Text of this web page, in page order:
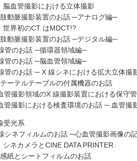
脳血管撮影における立体撮影
動脈撮影装置のお話 ─アナログ編─
世界初のCT はMDCT!?
動脈撮影装置のお話 ─デジタル編─
のお話 ─循環器領域編─
のお話 ─脳血管領域編─
のお話 ─ X 線シネにおける拡大立体撮
ーテルテーブルの付属機器のお話
撮影領域のX 線撮影装置における保守
撮影における検査環境のお話 ─ 血管撮
受光系
ネフィルムのお話 ─心血管撮影画像の
シネカメラとCINE DATA PRINTER
紙とシートフィルムのお話